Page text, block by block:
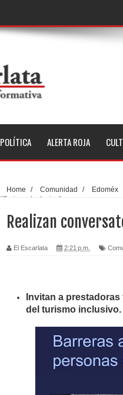
POLÍTICA ALERTA ROJA
Home / Comunidad / Edoméx
“Turismo Inclusivo”
Realizan
El Escarlata 2:21 p.m.
Invitan a
del turismo inclusivo.